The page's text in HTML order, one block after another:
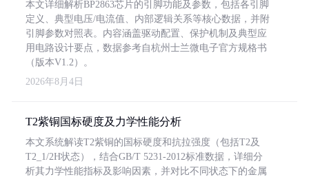
本文详细解析BP2863芯片的引脚功能及参数，包括各引脚
定义、典型电压/电流值、内部逻辑关系等核心数据，并附
引脚参数对照表。内容涵盖驱动配置、保护机制及典型应
用电路设计要点，数据参考自杭州士兰微电子官方规格书
（版本V1.2）。
2026年8月4日
T2紫铜国标硬度及力学性能分析
本文系统解读T2紫铜的国标硬度和抗拉强度（包括T2及
T2_1/2H状态），结合GB/T 5231-2012标准数据，详细分
析其力学性能指标及影响因素，并对比不同状态下的金属